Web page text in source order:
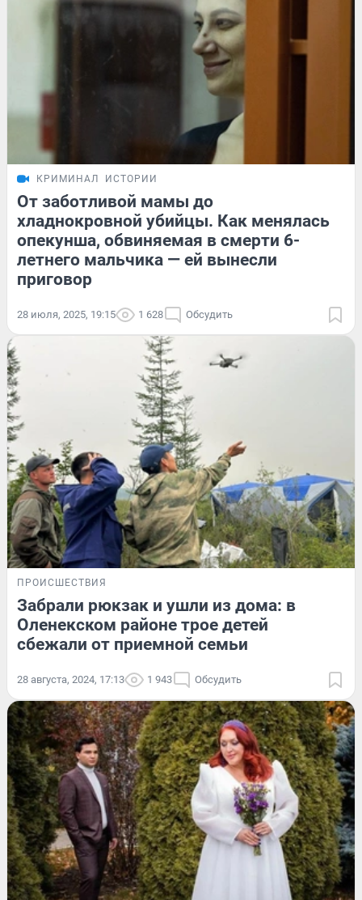
КРИМИНАЛ ИСТОРИИ
От заботливой мамы до
хладнокровной убийцы. Как менялась
опекунша, обвиняемая в смерти 6-
летнего мальчика — ей вынесли
приговор
28 июля, 2025, 19:15 1 628 Обсудить
ПРОИСШЕСТВИЯ
Забрали рюкзак и ушли из дома: в
Оленекском районе трое детей
сбежали от приемной семьи
28 августа, 2024, 17:13 1 943 Обсудить